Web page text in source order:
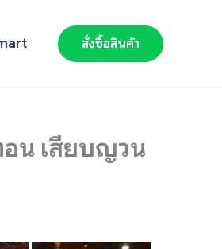
สั่งซื้อสินค้า
อน เสียบญวน